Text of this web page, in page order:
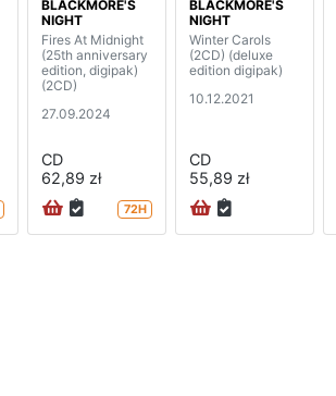
BLACKMORE'S
NIGHT
Fires At Midnight
(25th anniversary
edition, digipak)
(2CD)
27.09.2024
CD
62,89 zł
72H
BLACKMORE'S
NIGHT
Winter Carols
(2CD) (deluxe
edition digipak)
10.12.2021
CD
55,89 zł